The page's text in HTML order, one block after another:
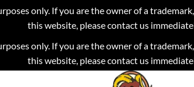
only. If you are the owner of a
this website, please contact us
only. If you are the owner of a
this website, please contact us